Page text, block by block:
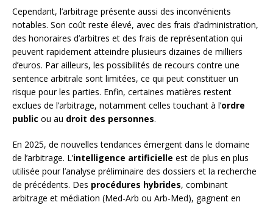
Cependant, l’arbitrage présente aussi des inconvénients
notables. Son coût reste élevé, avec des frais d’administration,
des honoraires d’arbitres et des frais de représentation qui
peuvent rapidement atteindre plusieurs dizaines de milliers
d’euros. Par ailleurs, les possibilités de recours contre une
sentence arbitrale sont limitées, ce qui peut constituer un
risque pour les parties. Enfin, certaines matières restent
exclues de l’arbitrage, notamment celles touchant à l’ordre
public ou au droit des personnes.
En 2025, de nouvelles tendances émergent dans le domaine
de l’arbitrage. L’intelligence artificielle est de plus en plus
utilisée pour l’analyse préliminaire des dossiers et la recherche
de précédents. Des procédures hybrides, combinant
arbitrage et médiation (Med-Arb ou Arb-Med), gagnent en